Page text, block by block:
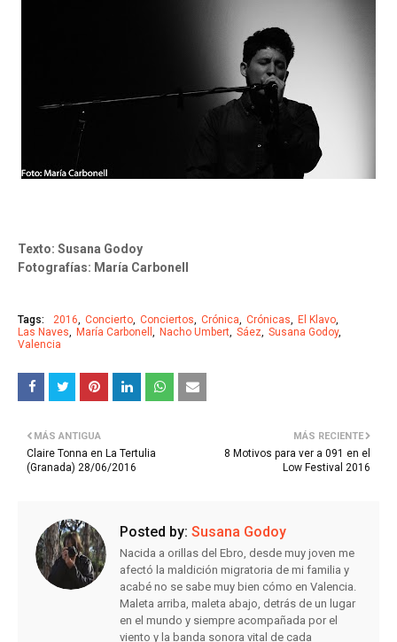
Texto: Susana Godoy
Fotografías: María Carbonell
Tags: 2016 Concierto Conciertos Crónica Crónicas
El Klavo
Las Naves
María Carbonell Nacho Umbert Sáez Susana Godoy
Valencia
MÁS RECIENTE
8 Motivos para ver a 091 en el
Low Festival 2016
MÁS ANTIGUA
Claire Tonna en La Tertulia
(Granada) 28/06/2016
Posted by: Susana Godoy
Nacida a orillas del Ebro, desde muy joven me
afectó la maldición migratoria de mi familia y
acabé no se sabe muy bien cómo en Valencia.
Maleta arriba, maleta abajo, detrás de un lugar
en el mundo y siempre acompañada por el
viento y la banda sonora vital de cada